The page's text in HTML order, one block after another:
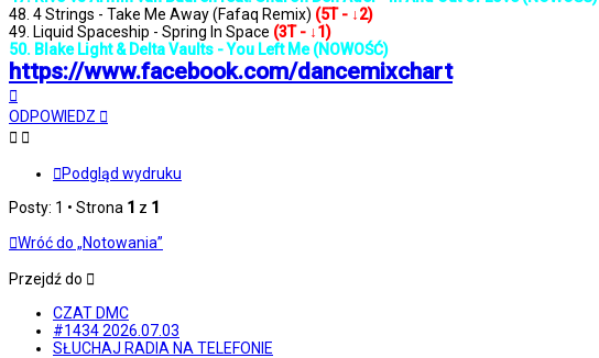
48. 4 Strings - Take Me Away (Fafaq Remix) (5T - ↓2)
49. Liquid Spaceship - Spring In Space (3T - ↓1)
50. Blake Light & Delta Vaults - You Left Me (NOWOŚĆ)
https://www.facebook.com/dancemixchart
górę
ODPOWIEDZ
Podgląd wydruku
Posty: 1 • Strona 1 z 1
Wróć do „Notowania”
Przejdź do
CZAT DMC
#1434 2026.07.03
SŁUCHAJ RADIA NA TELEFONIE